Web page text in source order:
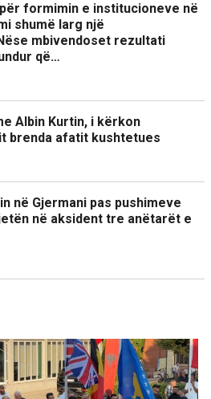
formimin e institucioneve në
shumë larg një
mbivendoset rezultati
që…
Albin Kurtin, i kërkon
brenda afatit kushtetues
në Gjermani pas pushimeve
në aksident tre anëtarët e